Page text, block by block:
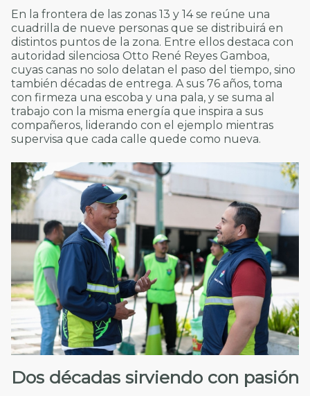
En la frontera de las zonas 13 y 14 se reúne una
cuadrilla de nueve personas que se distribuirá en
distintos puntos de la zona. Entre ellos destaca con
autoridad silenciosa Otto René Reyes Gamboa,
cuyas canas no solo delatan el paso del tiempo, sino
también décadas de entrega. A sus 76 años, toma
con firmeza una escoba y una pala, y se suma al
trabajo con la misma energía que inspira a sus
compañeros, liderando con el ejemplo mientras
supervisa que cada calle quede como nueva.
Dos décadas sirviendo con pasión